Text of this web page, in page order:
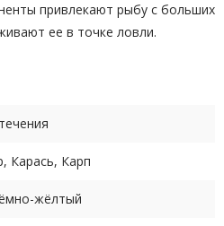
привлекают рыбу с больших
ее в точке ловли.
Карась, Карп
жёлтый